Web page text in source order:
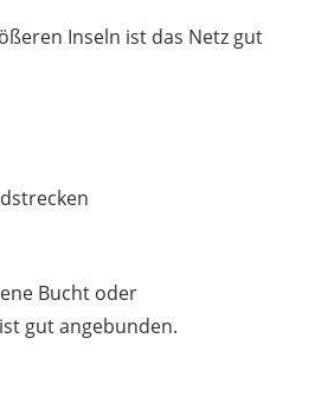
Inseln ist das Netz gut
Bucht oder
gut angebunden.